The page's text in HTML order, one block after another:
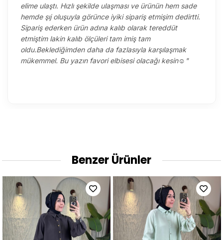
elime ulaştı. Hızlı şekilde ulaşması ve ürünün hem sade
hemde şıj oluşuyla görünce iyiki sipariş etmişim dedirtti.
Sipariş ederken ürün adına kalıb olarak tereddüt
etmiştim lakin kalıb ölçüleri tam imiş tam
oldu.Beklediğimden daha da fazlasıyla karşılaşmak
mükemmel. Bu yazın favori elbisesi olacağı kesin☺️"
Benzer Ürünler